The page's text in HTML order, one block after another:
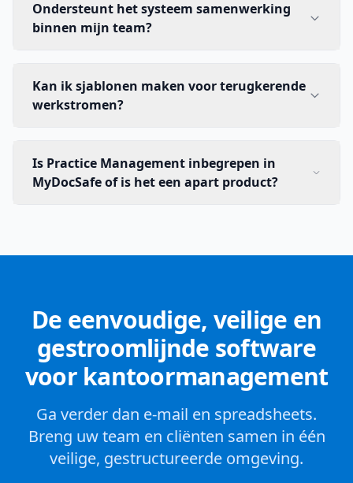
Ondersteunt het systeem samenwerking
binnen mijn team?
Kan ik sjablonen maken voor terugkerende
werkstromen?
Is Practice Management inbegrepen in
MyDocSafe of is het een apart product?
De eenvoudige, veilige en
gestroomlijnde software
voor kantoormanagement
Ga verder dan e-mail en spreadsheets.
Breng uw team en cliënten samen in één
veilige, gestructureerde omgeving.